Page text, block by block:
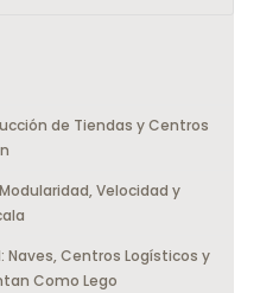
de Tiendas y Centros
Velocidad y
Centros Logísticos y
Como Lego